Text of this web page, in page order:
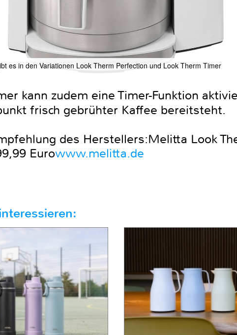
es in den Variationen Look Therm Perfection und Look Therm Timer
kann zudem eine Timer-Funktion
frisch gebrühter Kaffee bereitsteht.
des Herstellers:Melitta Look
Eurowww.melitta.de